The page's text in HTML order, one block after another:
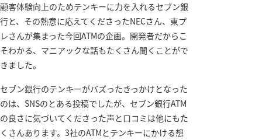
顧客体験向上のためテンキーに力を入れるセブン銀
行と、その熱意に応えてくださったNECさん、東プ
レさんが集まった今回ATMの企画。開発者だからこ
そわかる、マニアックな話もたくさん聞くことがで
きました。
セブン銀行のテンキーがバズったきっかけとなった
のは、SNSのとある投稿でしたが、セブン銀行ATM
の良さに気づいてくださった声と口コミは他にもた
くさんあります。3社のATMとテンキーにかける想